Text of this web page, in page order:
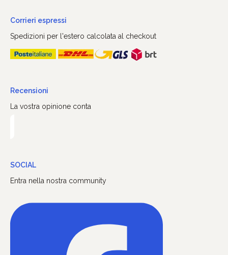
Corrieri espressi
Spedizioni per l'estero calcolata al checkout
Recensioni
La vostra opinione conta
SOCIAL
Entra nella nostra community